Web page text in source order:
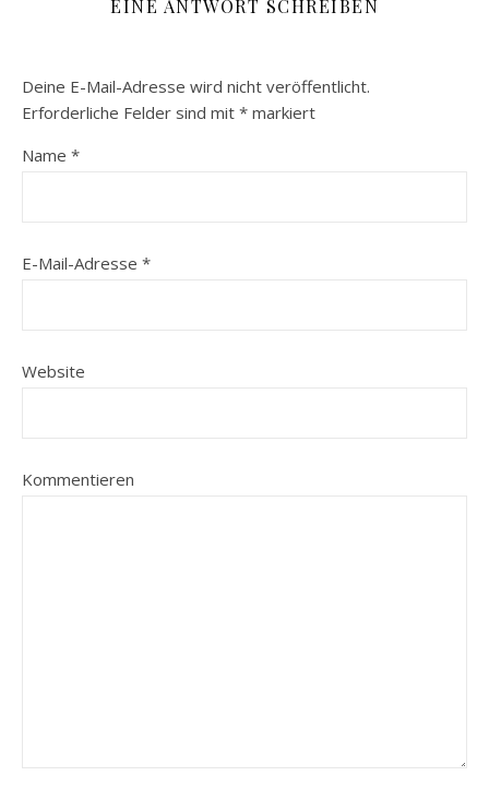
EINE ANTWORT SCHREIBEN
Deine E-Mail-Adresse wird nicht veröffentlicht.
Erforderliche Felder sind mit * markiert
Name *
E-Mail-Adresse *
Website
Kommentieren